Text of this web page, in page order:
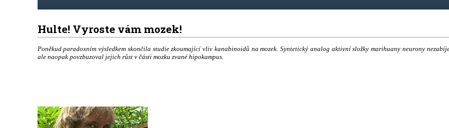
Hulte! Vyroste vám mozek!
Poněkud paradoxním výsledkem skončila studie zkoumající vliv kanabinoidů na mozek. Syntetický analog aktivní složky marihuany neurony
ale naopak povzbuzoval jejich růst v části mozku zvané hipokampus.